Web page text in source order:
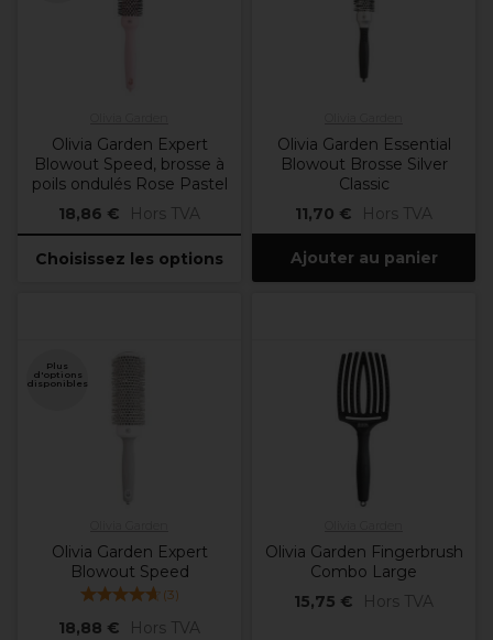
Olivia Garden Expert
Blowout Speed, brosse à
poils ondulés Rose Pastel
18,86 €
Hors TVA
Choisissez les options
Olivia Garden Essential
Blowout Brosse Silver
Classic
11,70 €
Hors TVA
Ajouter au panier
Plus
d'options
disponibles
Olivia Garden Expert
Blowout Speed
(3)
18,88 € Hors TVA
Olivia Garden Fingerbrush
Combo Large
15,75 €
Hors TVA